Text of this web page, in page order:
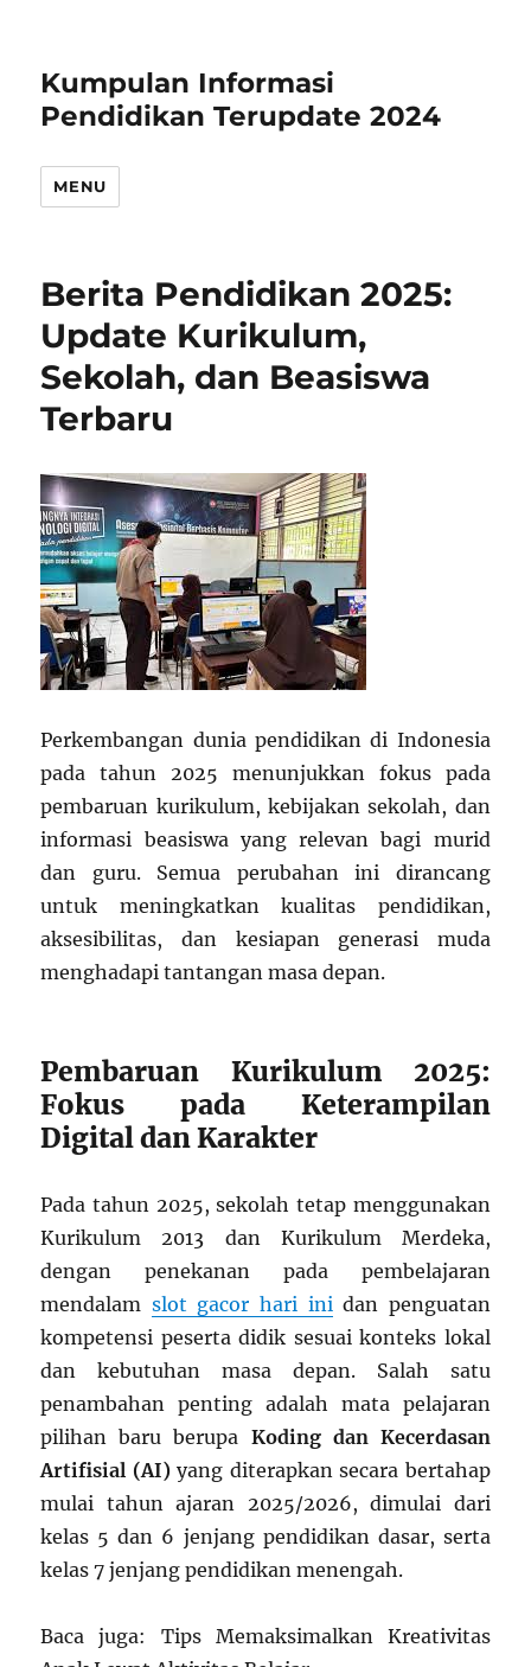
Kumpulan Informasi
Pendidikan Terupdate 2024
MENU
Berita Pendidikan 2025:
Update Kurikulum,
Sekolah, dan Beasiswa
Terbaru
Perkembangan dunia pendidikan di Indonesia
pada tahun 2025 menunjukkan fokus pada
pembaruan kurikulum, kebijakan sekolah, dan
informasi beasiswa yang relevan bagi murid
dan guru. Semua perubahan ini dirancang
untuk meningkatkan kualitas pendidikan,
aksesibilitas, dan kesiapan generasi muda
menghadapi tantangan masa depan.
Pembaruan Kurikulum 2025:
Fokus pada Keterampilan
Digital dan Karakter
Pada tahun 2025, sekolah tetap menggunakan
Kurikulum 2013 dan Kurikulum Merdeka,
dengan penekanan pada pembelajaran
mendalam slot gacor hari inidan penguatan
kompetensi peserta didik sesuai konteks lokal
dan kebutuhan masa depan. Salah satu
penambahan penting adalah mata pelajaran
pilihan baru berupa Koding dan Kecerdasan
Artifisial (AI)yang diterapkan secara bertahap
mulai tahun ajaran 2025/2026, dimulai dari
kelas 5 dan 6 jenjang pendidikan dasar, serta
kelas 7 jenjang pendidikan menengah.
Baca juga: Tips Memaksimalkan Kreativitas